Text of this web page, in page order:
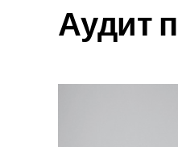
Аудит